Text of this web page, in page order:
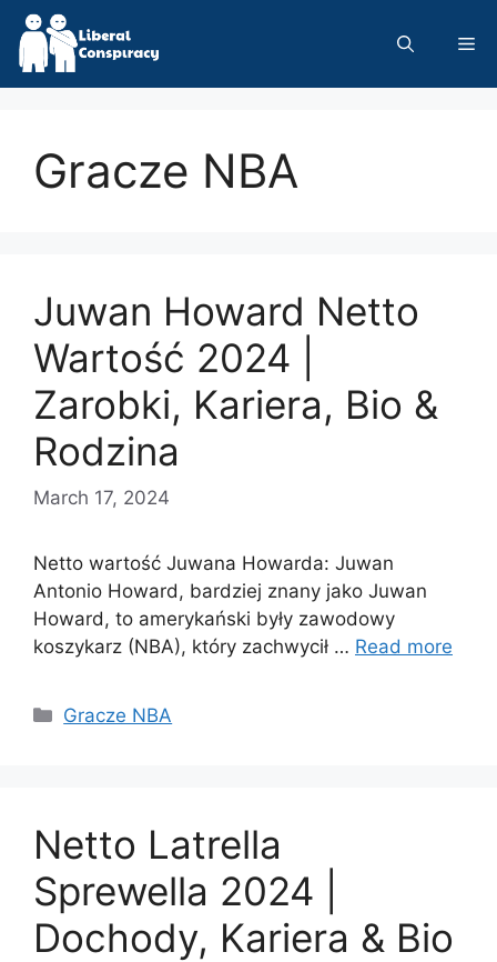
Skip
content
Gracze NBA
Juwan Howard Netto
Wartość 2024 |
Zarobki, Kariera, Bio &
Rodzina
March 17, 2024
Netto wartość Juwana Howarda: Juwan
Antonio Howard, bardziej znany jako Juwan
Howard, to amerykański były zawodowy
koszykarz (NBA), który zachwycił … Read more
Categories
Gracze NBA
Netto Latrella
Sprewella 2024 |
Dochody, Kariera & Bio